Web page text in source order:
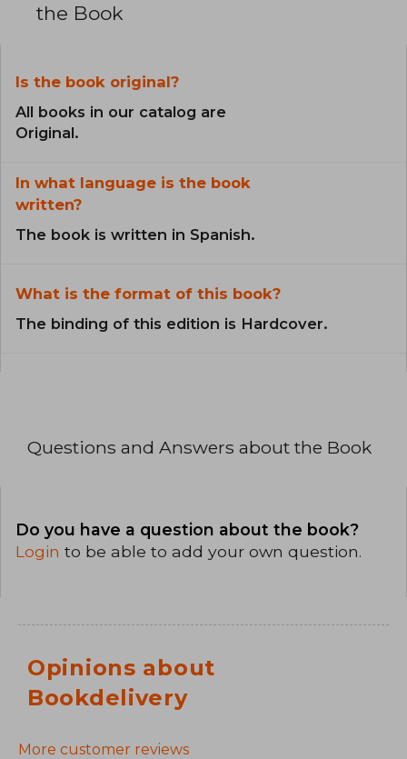
the Book
Is the book original?
All books in our catalog are
Original.
In what language is the book
written?
The book is written in Spanish.
What is the format of this book?
The binding of this edition is Hardcover.
Questions and Answers about the Book
Do you have a question about the book?
Login to be able to add your own question.
Opinions about
Bookdelivery
More customer reviews